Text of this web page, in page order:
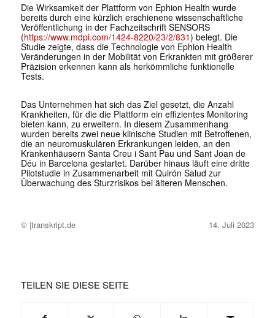
Die Wirksamkeit der Plattform von Ephion Health wurde
bereits durch eine kürzlich erschienene wissenschaftliche
Veröffentlichung in der Fachzeitschrift SENSORS
(https://www.mdpi.com/1424-8220/23/2/831) belegt. Die
Studie zeigte, dass die Technologie von Ephion Health
Veränderungen in der Mobilität von Erkrankten mit größerer
Präzision erkennen kann als herkömmliche funktionelle
Tests.
Das Unternehmen hat sich das Ziel gesetzt, die Anzahl
Krankheiten, für die die Plattform ein effizientes Monitoring
bieten kann, zu erweitern. In diesem Zusammenhang
wurden bereits zwei neue klinische Studien mit Betroffenen,
die an neuromuskulären Erkrankungen leiden, an den
Krankenhäusern Santa Creu i Sant Pau und Sant Joan de
Déu in Barcelona gestartet. Darüber hinaus läuft eine dritte
Pilotstudie in Zusammenarbeit mit Quirón Salud zur
Überwachung des Sturzrisikos bei älteren Menschen.
© |transkript.de 14. Juli 2023
TEILEN SIE DIESE SEITE